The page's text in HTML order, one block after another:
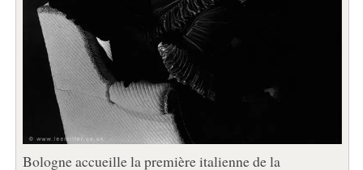
Bologne accueille la première italienne de la